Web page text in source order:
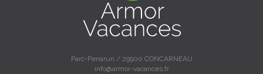
Parc-Penarun / 29900 CONCARNEAU
info@armor-vacances.fr